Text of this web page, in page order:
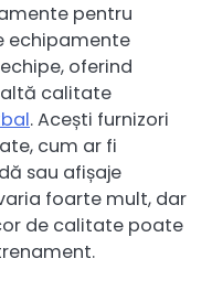
pentru
echipamente
oferind
calitate
. Acești furnizori
cum ar fi
sau afișaje
foarte mult, dar
de calitate poate